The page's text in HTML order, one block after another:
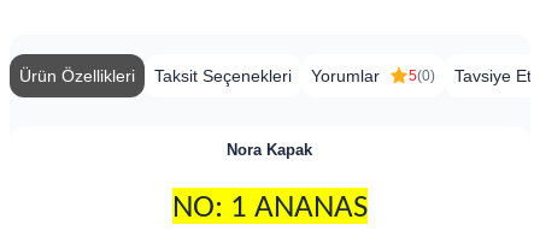
Ürün Özellikleri Taksit Seçenekleri Yorumlar 5(0) Tavsiye Et
Nora Kapak
NO: 1 ANANAS